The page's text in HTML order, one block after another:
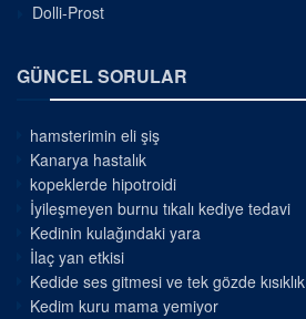
Dolli-Prost
GÜNCEL SORULAR
hamsterimin eli şiş
Kanarya hastalık
kopeklerde hipotroidi
İyileşmeyen burnu tıkalı kediye tedavi
Kedinin kulağındaki yara
İlaç yan etkisi
Kedide ses gitmesi ve tek gözde kısıklık
Kedim kuru mama yemiyor